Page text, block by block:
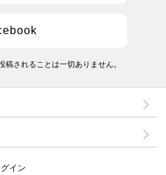
されることは一切ありません。
グイン